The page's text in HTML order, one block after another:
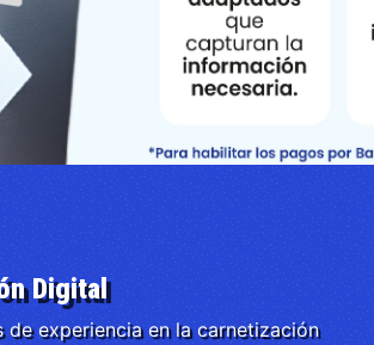
Digital
de experiencia en la carnetización